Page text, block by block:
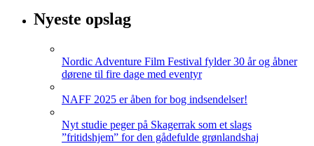
Nyeste opslag
Nordic Adventure Film Festival fylder 30 år og åbner
dørene til fire dage med eventyr
NAFF 2025 er åben for bog indsendelser!
Nyt studie peger på Skagerrak som et slags
”fritidshjem” for den gådefulde grønlandshaj